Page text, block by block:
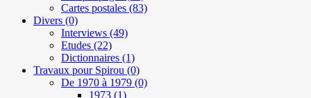
Cartes postales (83)
Divers (0)
Interviews (49)
Etudes (22)
Dictionnaires (1)
Travaux pour Spirou (0)
De 1970 à 1979 (0)
1973 (1)